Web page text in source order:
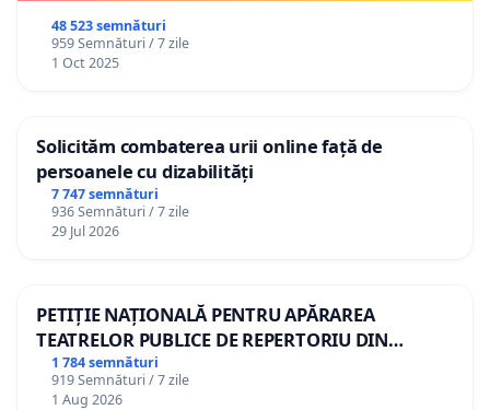
48 523 semnături
959 Semnături / 7 zile
1 Oct 2025
Solicităm combaterea urii online față de
persoanele cu dizabilități
7 747 semnături
936 Semnături / 7 zile
29 Jul 2026
PETIȚIE NAȚIONALĂ PENTRU APĂRAREA
TEATRELOR PUBLICE DE REPERTORIU DIN
ROMÂNIA
1 784 semnături
919 Semnături / 7 zile
1 Aug 2026